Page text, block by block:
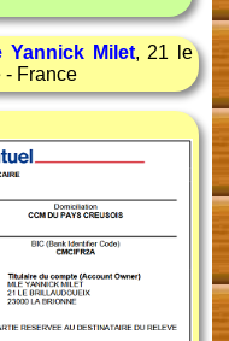
Yannick Milet, 21 le
- France